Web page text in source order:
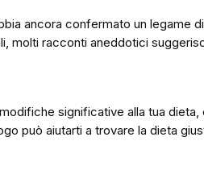
ancora confermato un legame
molti racconti aneddotici
significative alla tua
può aiutarti a trovare la dieta